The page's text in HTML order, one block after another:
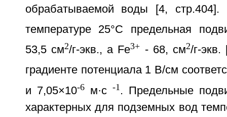
обрабатываемой воды [4, стр.404].
температуре 25°C предельная
53,5 см2/г-экв., a Fe3+ - 68, см2/г-
градиенте потенциала 1 В/см
и 7,05×10-6м·с -1 . Предельные
характерных для подземных вод